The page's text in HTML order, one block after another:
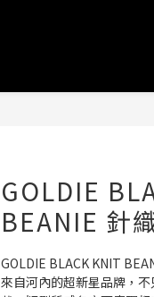
GOLDIE
BEANIE 針
GOLDIE BLACK KNIT
來自河內的超新星品牌，